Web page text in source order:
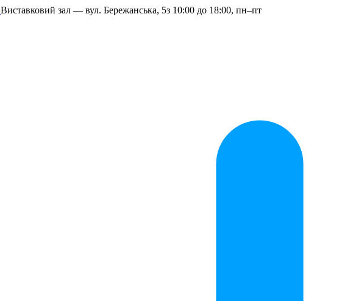
Виставковий зал — вул. Бережанська, 5з 10:00 до 18:00, пн–пт